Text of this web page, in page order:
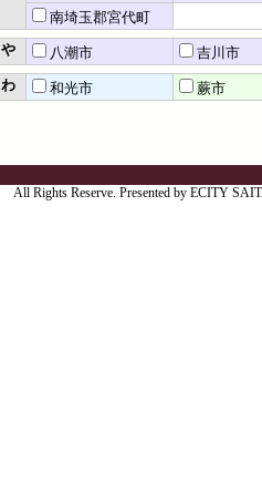
南埼玉郡宮代町
や
八潮市
吉川市
わ
和光市 蕨市
All Rights Reserve. Presented by ECITY